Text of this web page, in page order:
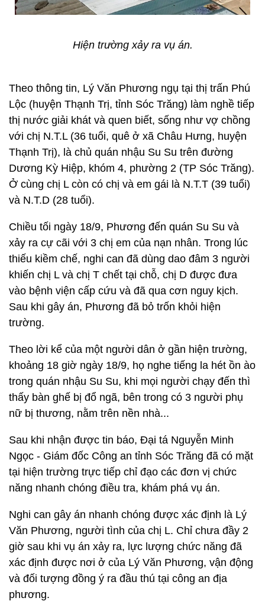
Hiện trường xảy ra vụ án.
Theo thông tin, Lý Văn Phương ngụ tại thị trấn Phú
Lộc (huyện Thạnh Trị, tỉnh Sóc Trăng) làm nghề tiếp
thị nước giải khát và quen biết, sống như vợ chồng
với chị N.T.L (36 tuổi, quê ở xã Châu Hưng, huyện
Thạnh Trị), là chủ quán nhậu Su Su trên đường
Dương Kỳ Hiệp, khóm 4, phường 2 (TP Sóc Trăng).
Ở cùng chị L còn có chị và em gái là N.T.T (39 tuổi)
và N.T.D (28 tuổi).
Chiều tối ngày 18/9, Phương đến quán Su Su và
xảy ra cự cãi với 3 chị em của nạn nhân. Trong lúc
thiếu kiềm chế, nghi can đã dùng dao đâm 3 người
khiến chị L và chị T chết tại chỗ, chị D được đưa
vào bệnh viện cấp cứu và đã qua cơn nguy kịch.
Sau khi gây án, Phương đã bỏ trốn khỏi hiện
trường.
Theo lời kể của một người dân ở gần hiện trường,
khoảng 18 giờ ngày 18/9, họ nghe tiếng la hét ồn ào
trong quán nhậu Su Su, khi mọi người chạy đến thì
thấy bàn ghế bị đổ ngã, bên trong có 3 người phụ
nữ bị thương, nằm trên nền nhà...
Sau khi nhận được tin báo, Đại tá Nguyễn Minh
Ngọc - Giám đốc Công an tỉnh Sóc Trăng đã có mặt
tại hiện trường trực tiếp chỉ đạo các đơn vị chức
năng nhanh chóng điều tra, khám phá vụ án.
Nghi can gây án nhanh chóng được xác định là Lý
Văn Phương, người tình của chị L. Chỉ chưa đầy 2
giờ sau khi vụ án xảy ra, lực lượng chức năng đã
xác định được nơi ở của Lý Văn Phương, vận động
và đối tượng đồng ý ra đầu thú tại công an địa
phương.